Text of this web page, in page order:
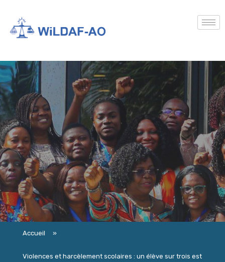
Accueil »
Violences et harcèlement scolaires : un élève sur trois est